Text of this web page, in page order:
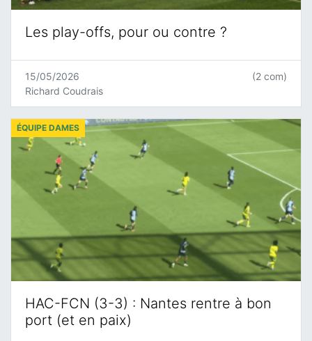
Les play-offs, pour ou contre ?
15/05/2026
Richard Coudrais
(2 com)
HAC-FCN (3-3) : Nantes rentre à bon
port (et en paix)
ÉQUIPE DAMES